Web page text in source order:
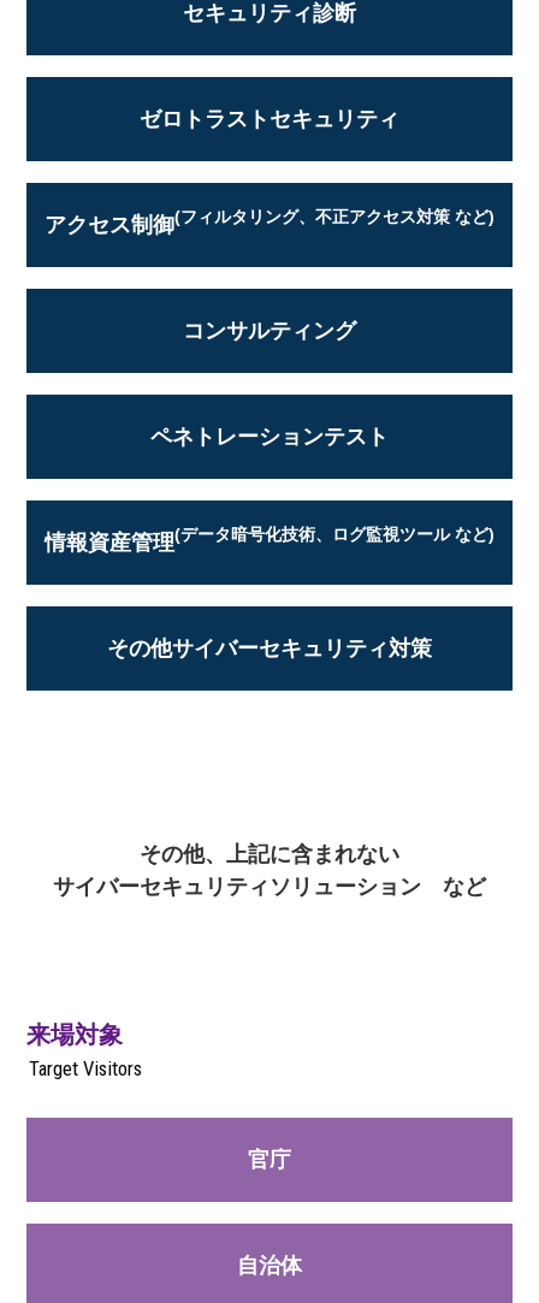
セキュリティ診断
ゼロトラストセキュリティ
アクセス制御(フィルタリング、不正アクセス対策 など)
コンサルティング
ペネトレーションテスト
情報資産管理(データ暗号化技術、ログ監視ツール など)
その他サイバーセキュリティ対策
その他、上記に含まれない
サイバーセキュリティソリューション など
来場対象
Target Visitors
官庁
自治体